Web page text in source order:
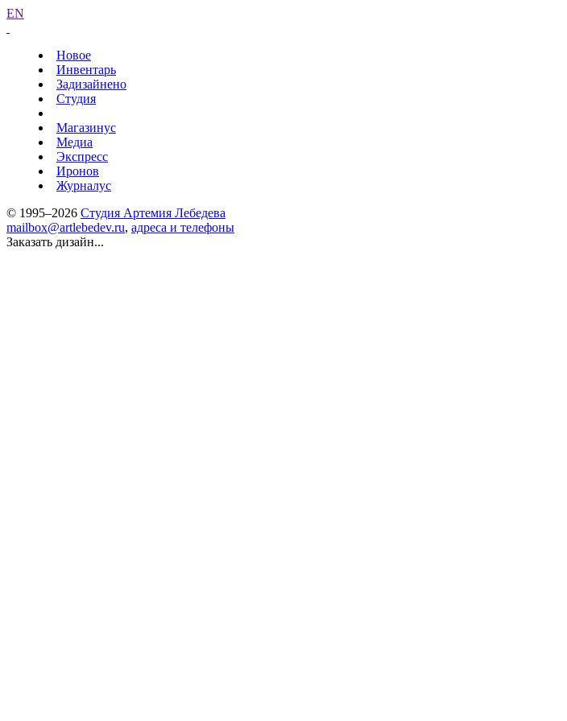
EN
Новое
Инвентарь
Задизайнено
Студия
Магазинус
Медиа
Экспресс
Иронов
Журналус
© 1995–2026 Студия Артемия Лебедева
mailbox@artlebedev.ru, адреса и телефоны
Заказать дизайн...